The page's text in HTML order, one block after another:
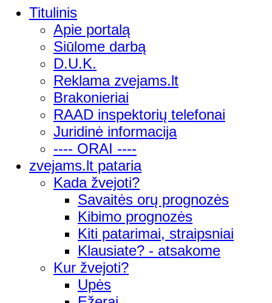
Titulinis
Apie portalą
Siūlome darbą
D.U.K.
Reklama zvejams.lt
Brakonieriai
RAAD inspektorių telefonai
Juridinė informacija
---- ORAI ----
zvejams.lt pataria
Kada žvejoti?
Savaitės orų prognozės
Kibimo prognozės
Kiti patarimai, straipsniai
Klausiate? - atsakome
Kur žvejoti?
Upės